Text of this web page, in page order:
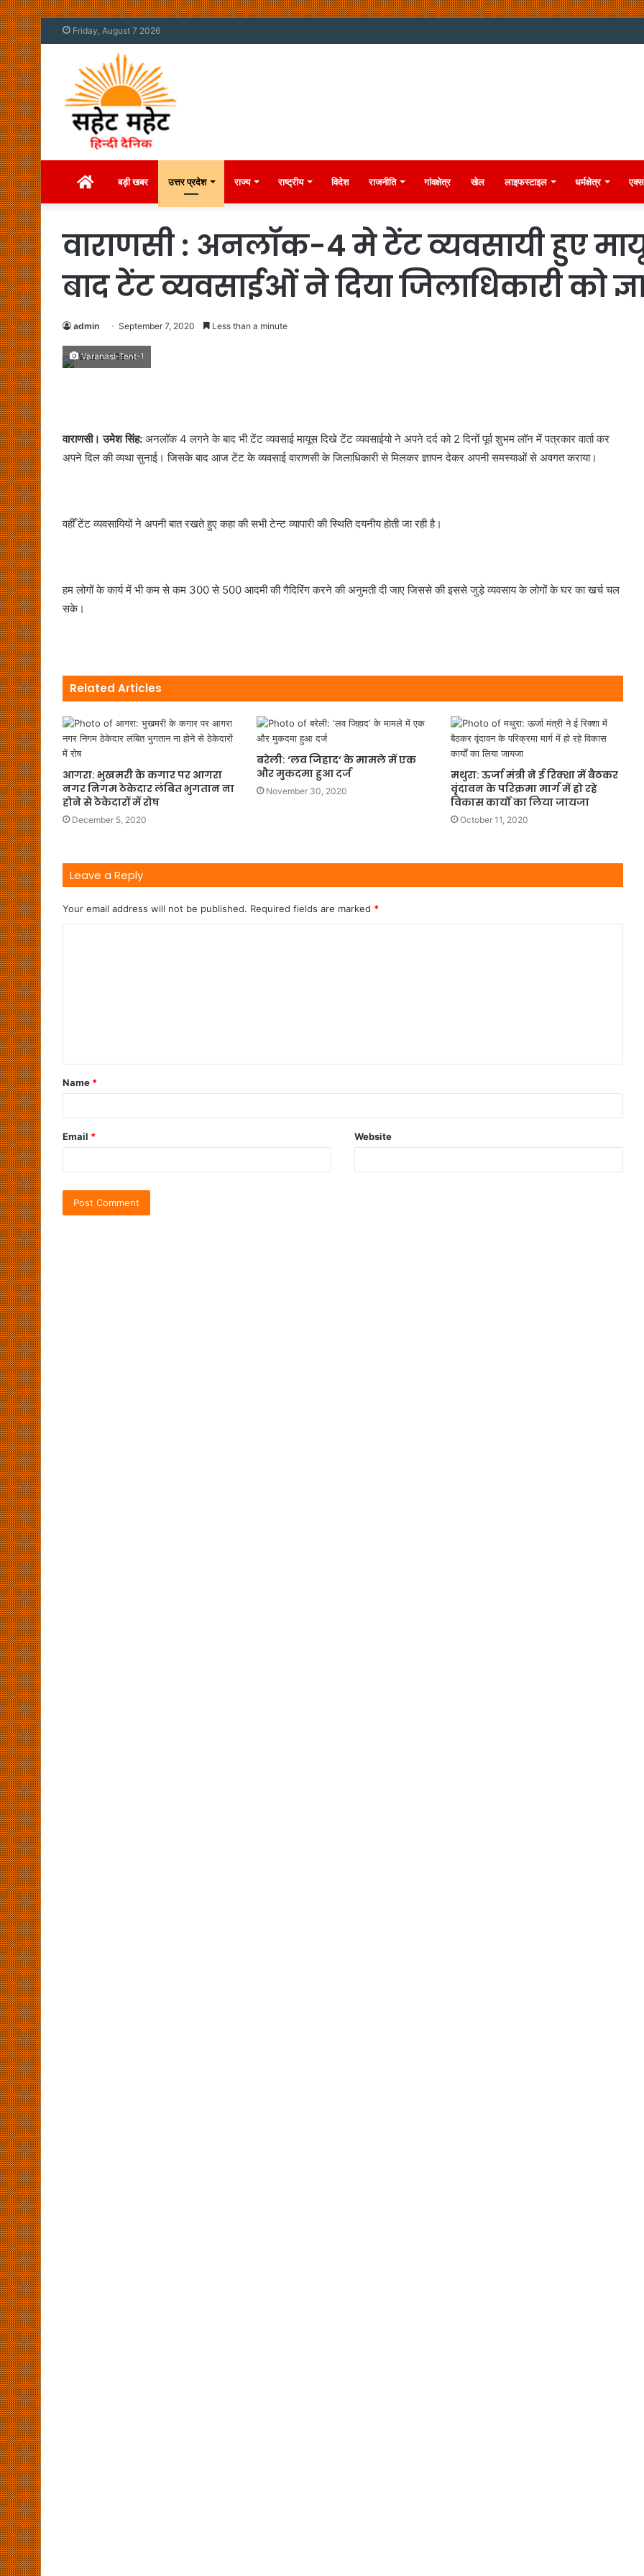
Friday, August 7 2026
Homeबड़ी खबर उत्तर प्रदेश राज्य राष्ट्रीय विदेश राजनीति गांवक्षेत्र खेल लाइफस्टाइल धर्मक्षेत्र
वाराणसी : अनलॉक-4 मे टेंट व्यवसायी हुए
बाद टेंट व्यवसाईओं ने दिया जिलाधिकारी को
admin September 7, 2020 Less than a minute
Varanasi-Tent-1
वाराणसी। उमेश सिंह: अनलॉक 4 लगने के बाद भी टेंट व्यवसाई मायूस दिखे टेंट व्यवसाईयो ने अपने दर्द को 2 दिनों पूर्व शुभम लॉन में पत्रकार वार्ता कर
अपने दिल की व्यथा सुनाई। जिसके बाद आज टेंट के व्यवसाई वाराणसी के जिलाधिकारी से मिलकर ज्ञापन देकर अपनी समस्याओं से अवगत कराया।
वहीँ टेंट व्यवसायियों ने अपनी बात रखते हुए कहा की सभी टेन्ट व्यापारी की स्थिति दयनीय होती जा रही है।
हम लोगों के कार्य में भी कम से कम 300 से 500 आदमी की गैदिरिंग करने की अनुमती दी जाए जिससे की इससे जुड़े व्यवसाय के लोगों के घर का खर्च चल
सके।
Related Articles
आगरा: भुखमरी के कगार पर आगरा
नगर निगम ठेकेदार लंबित भुगतान ना
होने से ठेकेदारों में रोष
December 5, 2020
बरेली: ‘लव ज‍िहाद‘ के मामले में एक
और मुकदमा हुआ दर्ज
November 30, 2020
मथुरा: ऊर्जा मंत्री ने ई रिक्शा में बैठकर
वृंदावन के परिक्रमा मार्ग में हो रहे
विकास कार्यों का लिया जायजा
October 11, 2020
Leave a Reply
Your email address will not be published. Required fields are marked *
Name *
Email * Website